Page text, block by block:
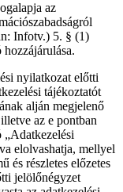
az
Infotv.) 5. § (1)
hozzájárulása.
nyilatkozat előtti
tájékoztatót
alján megjelenő
az e pontban
„Adatkezelési
elolvashatja, mellyel
és részletes előzetes
jelölőnégyzet